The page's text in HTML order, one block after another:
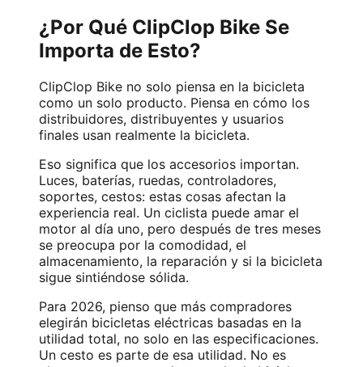
¿Por Qué ClipClop Bike Se
Importa de Esto?
ClipClop Bike no solo piensa en la bicicleta
como un solo producto. Piensa en cómo los
distribuidores, distribuyentes y usuarios
finales usan realmente la bicicleta.
Eso significa que los accesorios importan.
Luces, baterías, ruedas, controladores,
soportes, cestos: estas cosas afectan la
experiencia real. Un ciclista puede amar el
motor al día uno, pero después de tres meses
se preocupa por la comodidad, el
almacenamiento, la reparación y si la bicicleta
sigue sintiéndose sólida.
Para 2026, pienso que más compradores
elegirán bicicletas eléctricas basadas en la
utilidad total, no solo en las especificaciones.
Un cesto es parte de esa utilidad. No es